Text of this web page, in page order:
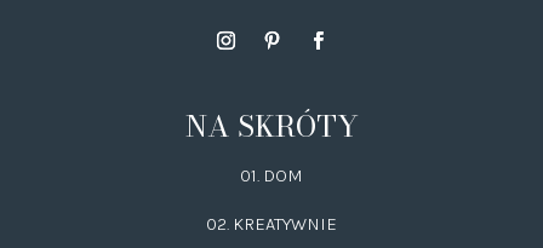
NA SKRÓTY
01. DOM
02. KREATYWNIE